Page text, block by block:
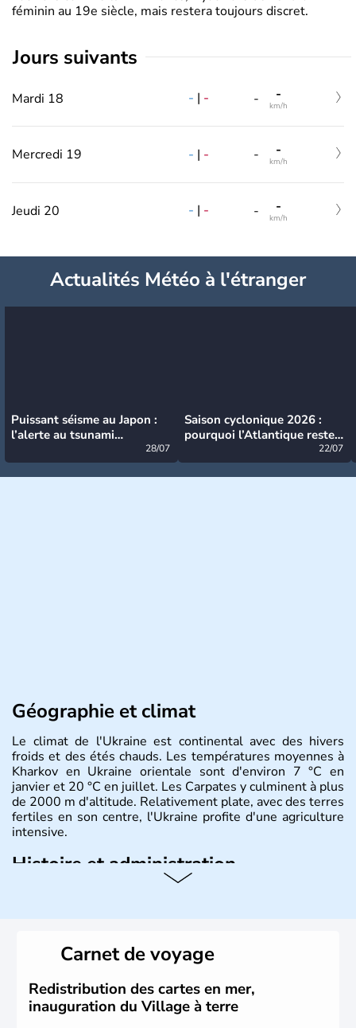
féminin au 19e siècle, mais restera toujours discret.
jours suivants
Mardi 18 - | - - -
km/h
Mercredi 19 - | - - -
km/h
Jeudi 20 - | - - -
km/h
Actualités Météo à l'étranger
Puissant séisme au Japon :
l’alerte au tsunami
28/07
Saison cyclonique 2026 :
pourquoi l’Atlantique reste
22/07
Géographie et climat
Le climat de l'Ukraine est continental avec des hivers
froids et des étés chauds. Les températures moyennes à
Kharkov en Ukraine orientale sont d'environ 7 °C en
janvier et 20 °C en juillet. Les Carpates y culminent à plus
de 2000 m d'altitude. Relativement plate, avec des terres
fertiles en son centre, l'Ukraine profite d'une agriculture
intensive.
Histoire et administration
remonte au 24 août 1991. Sébastopol, Karkhov et
Odessa sont les principales villes d'Ukraine.
Carnet de voyage
Redistribution des cartes en mer,
inauguration du Village à terre